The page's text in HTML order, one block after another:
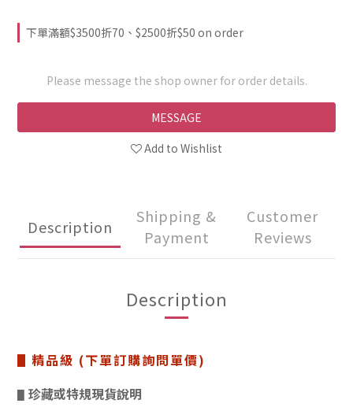
下單滿額$3500折70、$2500折$50 on order
Please message the shop owner for order details.
MESSAGE
Add to Wishlist
Description
Shipping &
Payment
Customer
Reviews
Description
▋精品級 (下單訂購詢問單價)
▋ 珍藏或特規現貨說明